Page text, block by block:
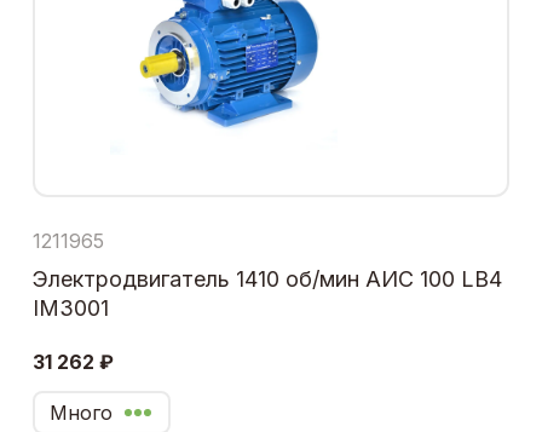
1211965
Электродвигатель 1410 об/мин АИС 100 LB4
IM3001
31 262 ₽
Много